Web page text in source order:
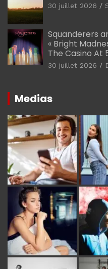
30 juillet 2026
Squanderers
« Bright
The Casino At
30 juillet 2026
Medias